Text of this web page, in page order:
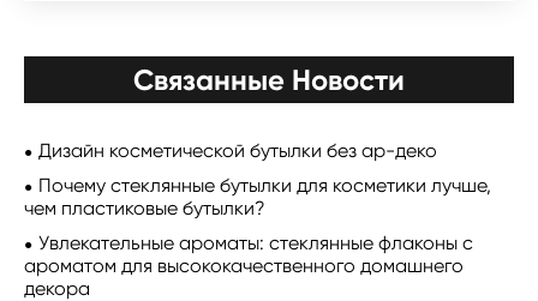
Связанные Новости
Дизайн косметической бутылки без ар-деко
Почему стеклянные бутылки для косметики лучше,
чем пластиковые бутылки?
Увлекательные ароматы: стеклянные флаконы с
ароматом для высококачественного домашнего
декора